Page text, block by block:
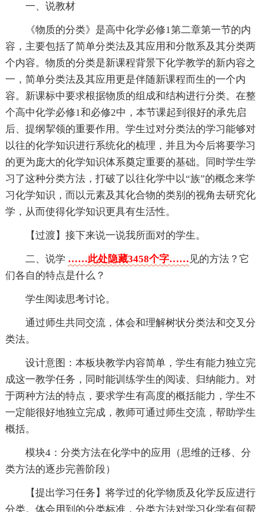
一、说教材
《物质的分类》是高中化学必修1第二章第一节的内
容，主要包括了简单分类法及其应用和分散系及其分类两
个内容。物质的分类是新课程背景下化学教学的新内容之
一，简单分类法及其应用更是伴随新课程而生的一个内
容。新课标中要求根据物质的组成和结构进行分类。在整
个高中化学必修1和必修2中，本节课起到很好的承先启
后、提纲挈领的重要作用。学生过对分类法的学习能够对
以往的化学知识进行系统化的梳理，并且为今后将要学习
的更为庞大的化学知识体系奠定重要的基础。同时学生学
习了这种分类方法，打破了以往化学中以“族”的概念来学
习化学知识，而以元素及其化合物的类别的视角去研究化
学，从而使得化学知识更具有生活性。
【过渡】接下来说一说我所面对的学生。
二、说学 ……此处隐藏3458个字…… 见的方法？它
们各自的特点是什么？
学生阅读思考讨论。
通过师生共同交流，体会和理解树状分类法和交叉分
类法。
设计意图：本板块教学内容简单，学生有能力独立完
成这一教学任务，同时能训练学生的阅读、归纳能力。对
于两种方法的特点，要求学生有高度的概括能力，学生不
一定能很好地独立完成，教师可通过师生交流，帮助学生
概括。
模块4：分类方法在化学中的应用（思维的迁移、分
类方法的逐步完善阶段）
【提出学习任务】将学过的化学物质及化学反应进行
分类。体会用到的分类标准，分类方法对学习化学有何帮